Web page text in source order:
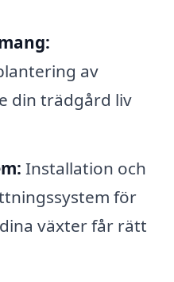
av
din trädgård liv
Installation och
för
växter får rätt